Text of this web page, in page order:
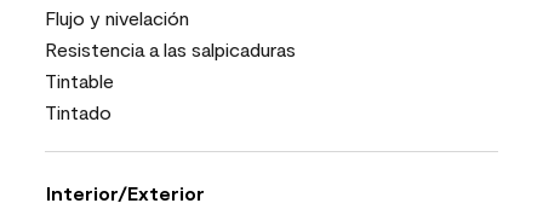
Flujo y nivelación
Resistencia a las salpicaduras
Tintable
Tintado
Interior/Exterior